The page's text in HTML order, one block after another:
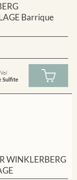
Barrique
Sulfite
WINKLERBERG